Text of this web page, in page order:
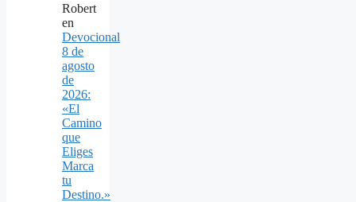
Robert
en
Devocional
8 de
agosto
de
2026:
«El
Camino
que
Eliges
Marca
tu
Destino.»